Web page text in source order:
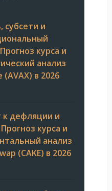
субсети и
курса и
анализ
(AVAX) в 2026
к дефляции и
курса и
анализ
(CAKE) в 2026